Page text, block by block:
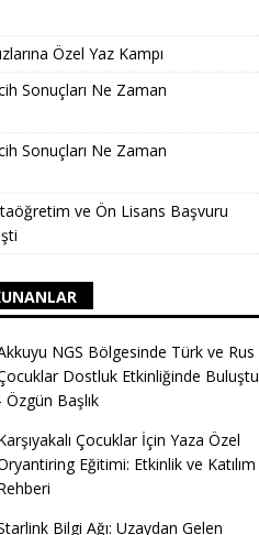
Özel Yaz Kampı
Sonuçları Ne Zaman
Sonuçları Ne Zaman
ve Ön Lisans Başvuru
NGS Bölgesinde Türk ve Rus
Dostluk Etkinliğinde Buluştu
Özgün Başlık
Çocuklar İçin Yaza Özel
Eğitimi: Etkinlik ve Katılım
Bilgi Ağı: Uzaydan Gelen